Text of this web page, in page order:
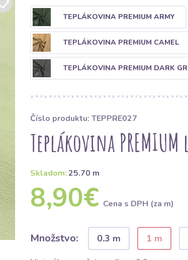
TEPLÁKOVINA PREMIUM ARMY
TEPLÁKOVINA PREMIUM CAMEL
TEPLÁKOVINA PREMIUM DARK
Číslo produktu: TEPPRE027
Teplákovina
Skladom:25.70 m
8,90€ Cena s DPH (za m)
Množstvo: 0.3 m 1 m